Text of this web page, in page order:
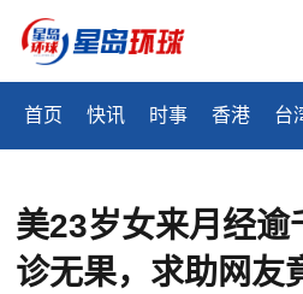
首页 快讯 时事 香港 台
美23岁女来月经逾
诊无果，求助网友